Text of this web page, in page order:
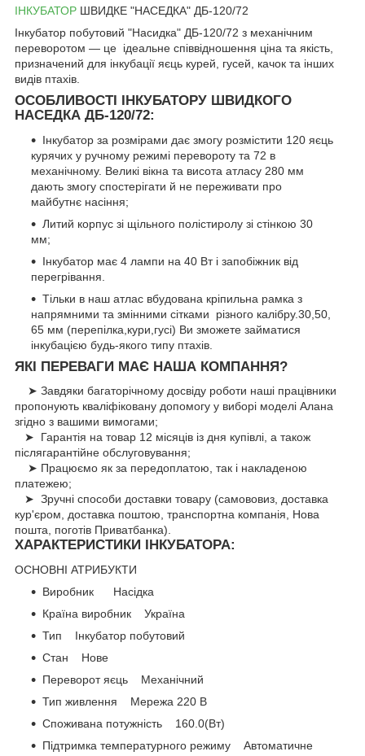
ІНКУБАТОР ШВИДКЕ "НАСЕДКА" ДБ-120/72
Інкубатор побутовий "Насидка" ДБ-120/72 з механічним
переворотом — це ідеальне співвідношення ціна та якість,
призначений для інкубації яєць курей, гусей, качок та інших
видів птахів.
ОСОБЛИВОСТІ ІНКУБАТОРУ ШВИДКОГО
НАСЕДКА ДБ-120/72:
Інкубатор за розмірами дає змогу розмістити 120 яєць
курячих у ручному режимі перевороту та 72 в
механічному. Великі вікна та висота атласу 280 мм
дають змогу спостерігати й не переживати про
майбутнє насіння;
Литий корпус зі щільного полістиролу зі стінкою 30
мм;
Інкубатор має 4 лампи на 40 Вт і запобіжник від
перегрівання.
Тільки в наш атлас вбудована кріпильна рамка з
напрямними та змінними сітками різного калібру.30,50,
65 мм (перепілка,кури,гусі) Ви зможете займатися
інкубацією будь-якого типу птахів.
ЯКІ ПЕРЕВАГИ МАЄ НАША КОМПАННЯ?
➤ Завдяки багаторічному досвіду роботи наші працівники
пропонують кваліфіковану допомогу у виборі моделі Алана
згідно з вашими вимогами;
➤ Гарантія на товар 12 місяців із дня купівлі, а також
післягарантійне обслуговування;
➤ Працюємо як за передоплатою, так і накладеною
платежею;
➤ Зручні способи доставки товару (самововиз, доставка
кур'єром, доставка поштою, транспортна компанія, Нова
пошта, поготів Приватбанка).
ХАРАКТЕРИСТИКИ ІНКУБАТОРА:
ОСНОВНІ АТРИБУКТИ
Виробник Насідка
Країна виробник Україна
Тип Інкубатор побутовий
Стан Нове
Переворот яєць Механічний
Тип живлення Мережа 220 В
Споживана потужність 160.0(Вт)
Підтримка температурного режиму Автоматичне